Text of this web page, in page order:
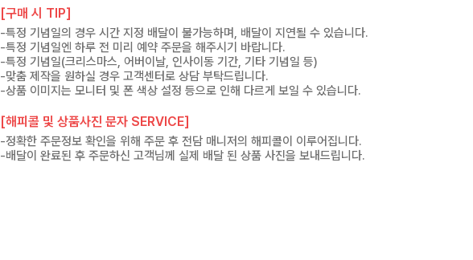
[구매 시 TIP]
-특정 기념일의 경우 시간 지정 배달이 불가능하며, 배달이 지연될 수 있습니다.
-특정 기념일엔 하루 전 미리 예약 주문을 해주시기 바랍니다.
-특정 기념일(크리스마스, 어버이날, 인사이동 기간, 기타 기념일 등)
-맞춤 제작을 원하실 경우 고객센터로 상담 부탁드립니다.
-상품 이미지는 모니터 및 폰 색상 설정 등으로 인해 다르게 보일 수 있습니다.
[해피콜 및 상품사진 문자 SERVICE]
-정확한 주문정보 확인을 위해 주문 후 전담 매니저의 해피콜이 이루어집니다.
-배달이 완료된 후 주문하신 고객님께 실제 배달 된 상품 사진을 보내드립니다.